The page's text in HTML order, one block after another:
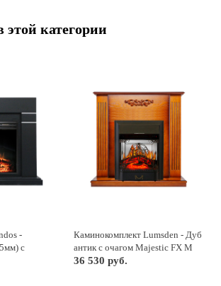
категории
-
с
Каминокомплект Lumsden - Дуб
антик с очагом Majestic FX M
Black
36 530 руб.